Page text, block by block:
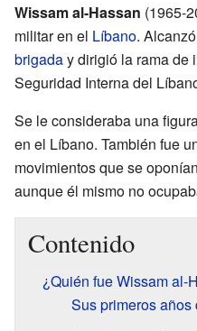
Wissam al-Hassan (1965-
militar en el Líbano.
brigaday dirigió la rama de
Seguridad Interna del
Se le consideraba una
en el Líbano. También fue
movimientos que se
aunque él mismo no
Contenido
¿Quién fue Wissam al-
Sus primeros años